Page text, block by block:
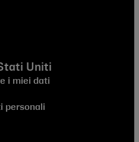
Uniti
i miei dati
personali